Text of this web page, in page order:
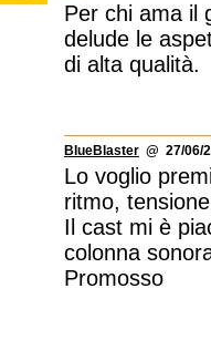
Per chi ama il
delude le
di alta qualità.
BlueBlaster @ 27/06/
Lo voglio
ritmo,
Il cast mi è
colonna
Promosso